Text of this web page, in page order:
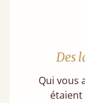
Des
Qui vous
étaient